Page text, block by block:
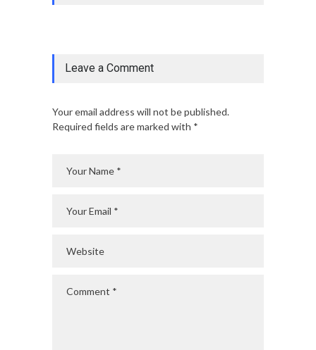
Leave a Comment
Your email address will not be published.
Required fields are marked with *